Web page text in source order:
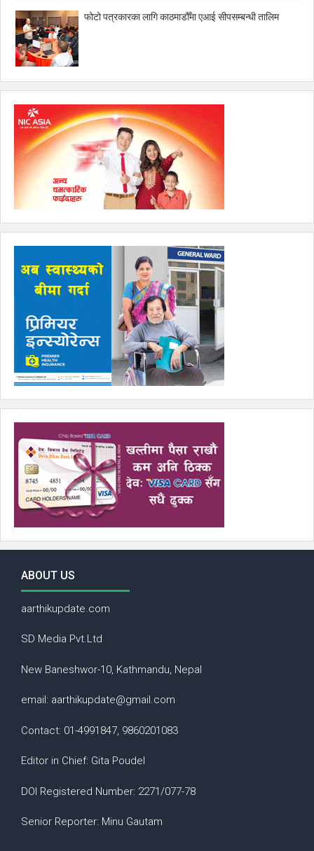
फोटो पत्रकारका लागि काठमाडौँमा एआई सीपसम्बन्धी तालिम
ABOUT US
aarthikupdate.com
SD Media Pvt.Ltd
New Baneshwor-10, Kathmandu, Nepal
email: aarthikupdate@gmail.com
Contact: 01-4991847, 9860201083
Editor in Chief: Gita Poudel
DOI Registered Number: 2271/077-78
Senior Reporter: Minu Gautam